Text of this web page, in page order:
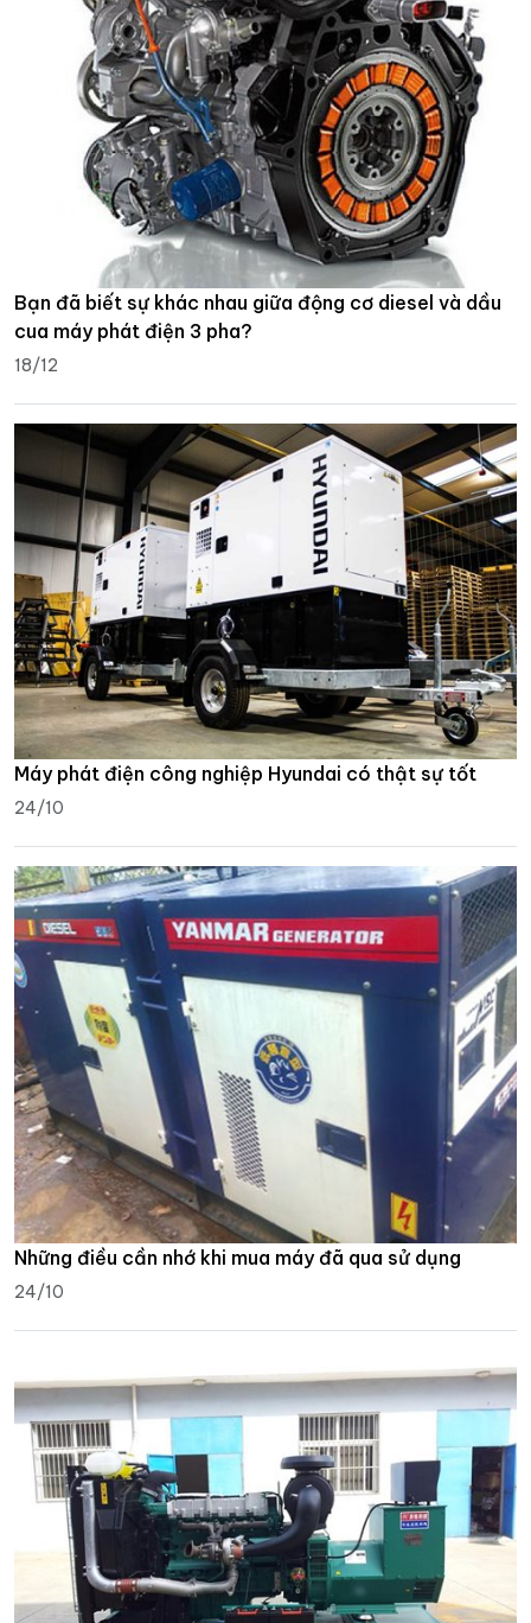
Bạn đã biết sự khác nhau giữa động cơ diesel và dầu
cua máy phát điện 3 pha?
18/12
Máy phát điện công nghiệp Hyundai có thật sự tốt
24/10
Những điều cần nhớ khi mua máy đã qua sử dụng
24/10